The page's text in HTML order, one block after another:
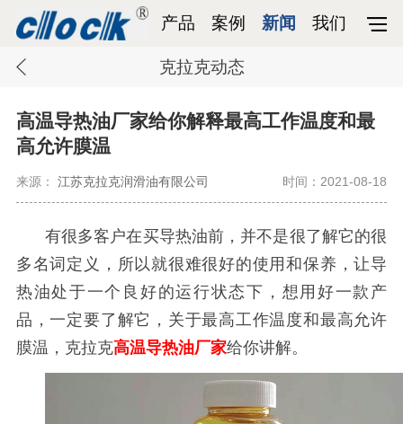
产品 案例 新闻 我们
克拉克动态
高温导热油厂家给你解释最高工作温度和最
高允许膜温
来源： 江苏克拉克润滑油有限公司 时间：2021-08-18
有很多客户在买导热油前，并不是很了解它的很
多名词定义，所以就很难很好的使用和保养，让导
热油处于一个良好的运行状态下，想用好一款产
品，一定要了解它，关于最高工作温度和最高允许
膜温，克拉克高温导热油厂家给你讲解。